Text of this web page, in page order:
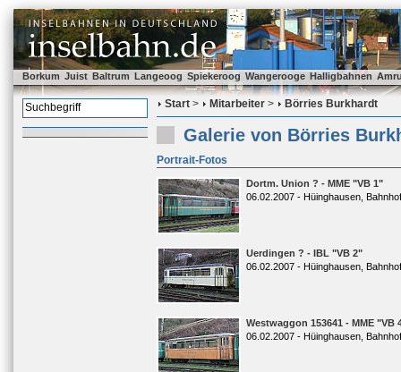
Borkum Juist Baltrum Langeoog Spiekeroog Wangerooge Halligbahnen
Start > Mitarbeiter > Börries Burkhardt
Galerie von Börries
Portrait-Fotos
Dortm. Union ? - MME "VB 1"
06.02.2007 - Hüinghausen, Bahnhof
Uerdingen ? - IBL "VB 2"
06.02.2007 - Hüinghausen, Bahnhof
Westwaggon 153641 - MME "VB
06.02.2007 - Hüinghausen, Bahnhof